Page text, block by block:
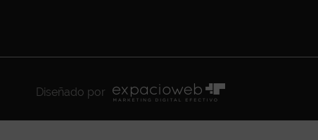
Diseñado por